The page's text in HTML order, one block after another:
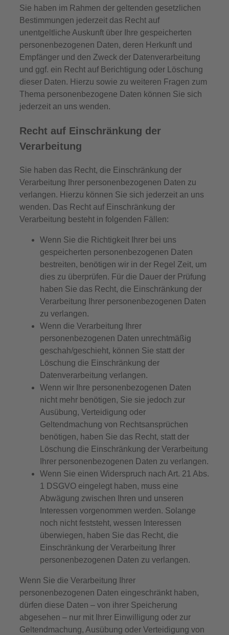
Sie haben im Rahmen der geltenden gesetzlichen
Bestimmungen jederzeit das Recht auf
unentgeltliche Auskunft über Ihre gespeicherten
personenbezogenen Daten, deren Herkunft und
Empfänger und den Zweck der Datenverarbeitung
und ggf. ein Recht auf Berichtigung oder Löschung
dieser Daten. Hierzu sowie zu weiteren Fragen zum
Thema personenbezogene Daten können Sie sich
jederzeit an uns wenden.
Recht auf Einschränkung der
Verarbeitung
Sie haben das Recht, die Einschränkung der
Verarbeitung Ihrer personenbezogenen Daten zu
verlangen. Hierzu können Sie sich jederzeit an uns
wenden. Das Recht auf Einschränkung der
Verarbeitung besteht in folgenden Fällen:
Wenn Sie die Richtigkeit Ihrer bei uns
gespeicherten personenbezogenen Daten
bestreiten, benötigen wir in der Regel Zeit, um
dies zu überprüfen. Für die Dauer der Prüfung
haben Sie das Recht, die Einschränkung der
Verarbeitung Ihrer personenbezogenen Daten
zu verlangen.
Wenn die Verarbeitung Ihrer
personenbezogenen Daten unrechtmäßig
geschah/geschieht, können Sie statt der
Löschung die Einschränkung der
Datenverarbeitung verlangen.
Wenn wir Ihre personenbezogenen Daten
nicht mehr benötigen, Sie sie jedoch zur
Ausübung, Verteidigung oder
Geltendmachung von Rechtsansprüchen
benötigen, haben Sie das Recht, statt der
Löschung die Einschränkung der Verarbeitung
Ihrer personenbezogenen Daten zu verlangen.
Wenn Sie einen Widerspruch nach Art. 21 Abs.
1 DSGVO eingelegt haben, muss eine
Abwägung zwischen Ihren und unseren
Interessen vorgenommen werden. Solange
noch nicht feststeht, wessen Interessen
überwiegen, haben Sie das Recht, die
Einschränkung der Verarbeitung Ihrer
personenbezogenen Daten zu verlangen.
Wenn Sie die Verarbeitung Ihrer
personenbezogenen Daten eingeschränkt haben,
dürfen diese Daten – von ihrer Speicherung
abgesehen – nur mit Ihrer Einwilligung oder zur
Geltendmachung, Ausübung oder Verteidigung von